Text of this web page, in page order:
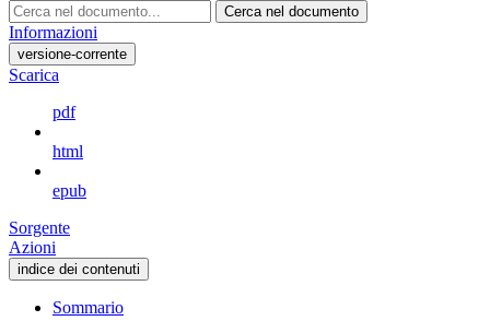
Cerca nel documento
Informazioni
versione-corrente
Scarica
pdf
html
epub
Sorgente
Azioni
indice dei contenuti
Sommario